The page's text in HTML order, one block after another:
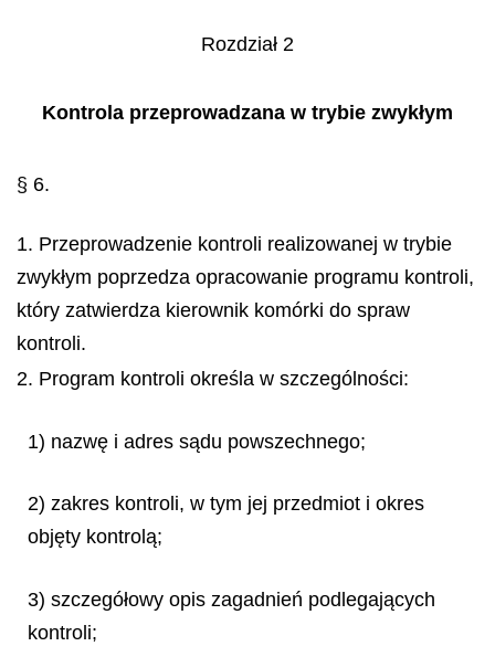
Rozdział 2
Kontrola przeprowadzana w trybie zwykłym
§ 6.
1. Przeprowadzenie kontroli realizowanej w trybie
zwykłym poprzedza opracowanie programu kontroli,
który zatwierdza kierownik komórki do spraw
kontroli.
2. Program kontroli określa w szczególności:
1) nazwę i adres sądu powszechnego;
2) zakres kontroli, w tym jej przedmiot i okres
objęty kontrolą;
3) szczegółowy opis zagadnień podlegających
kontroli;